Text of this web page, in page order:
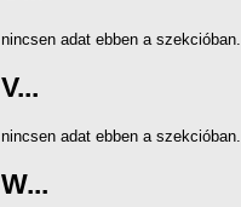
nincsen adat ebben a szekcióban.
V...
nincsen adat ebben a szekcióban.
W...